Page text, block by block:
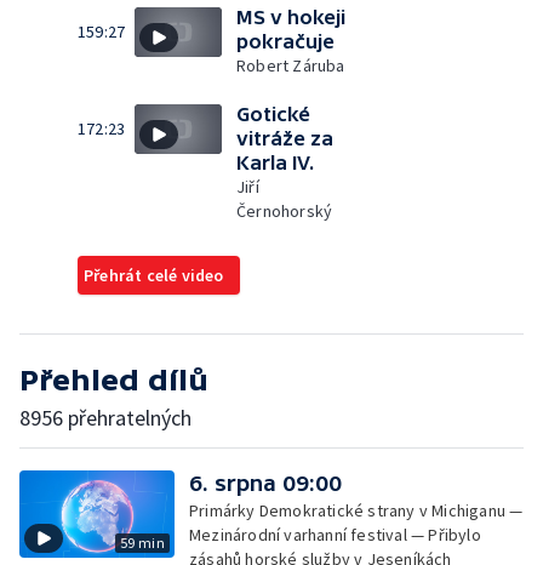
159:27
MS v hokeji
pokračuje
Robert Záruba
172:23
Gotické
vitráže za
Karla IV.
Jiří
Černohorský
Přehrát celé video
Přehled dílů
8956 přehratelných
59 min
6. srpna 09:00
Primárky Demokratické strany v Michiganu —
Mezinárodní varhanní festival — Přibylo
zásahů horské služby v Jeseníkách